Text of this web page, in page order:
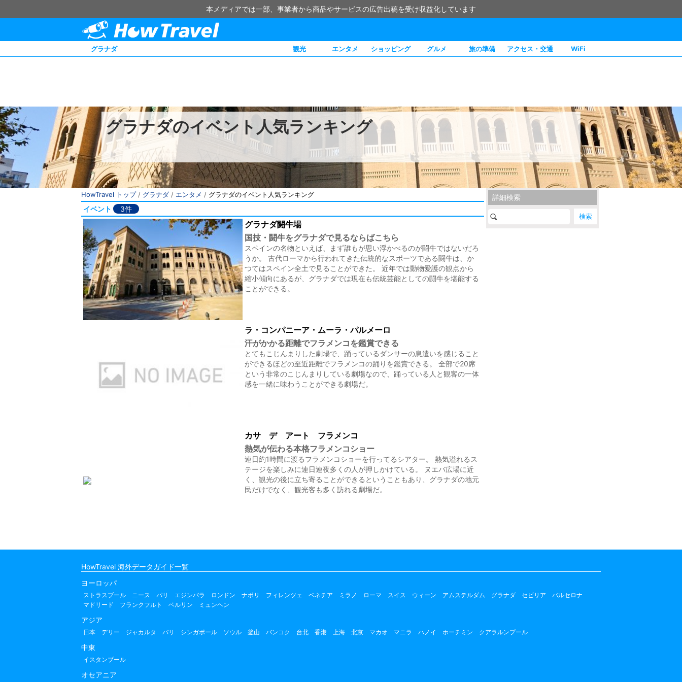
本メディアでは一部、事業者から商品やサービスの広告出稿を受け収益化しています
グラナダ 観光 エンタメ ショッピング グルメ 旅の準備 アクセス・交通 WiFi
グラナダのイベント人気ランキング
詳細検索
HowTravel トップ/ グラナダ / エンタメ / グラナダのイベント人気ランキング
イベント 3件
グラナダ闘牛場
国技・闘牛をグラナダで見るならばこちら
スペインの名物といえば、まず誰もが思い浮かべるのが闘牛ではないだろ
うか。 古代ローマから行われてきた伝統的なスポーツである闘牛は、か
つてはスペイン全土で見ることができた。 近年では動物愛護の観点から
縮小傾向にあるが、グラナダでは現在も伝統芸能としての闘牛を堪能する
ことができる。
ラ・コンパニーア・ムーラ・パルメーロ
汗がかかる距離でフラメンコを鑑賞できる
とてもこじんまりした劇場で、踊っているダンサーの息遣いを感じること
ができるほどの至近距離でフラメンコの踊りを鑑賞できる。 全部で20席
という非常のこじんまりしている劇場なので、踊っている人と観客の一体
感を一緒に味わうことができる劇場だ。
カサ デ アート フラメンコ
熱気が伝わる本格フラメンコショー
連日約1時間に渡るフラメンコショーを行ってるシアター。 熱気溢れるス
テージを楽しみに連日連夜多くの人が押しかけている。 ヌエバ広場に近
く、観光の後に立ち寄ることができるということもあり、グラナダの地元
民だけでなく、観光客も多く訪れる劇場だ。
HowTravel 海外データガイド一覧
ヨーロッパ
ストラスブール ニース パリ エジンバラ ロンドン ナポリ フィレンツェ ベネチア ミラノ ローマ スイス ウィーン アムステルダム グラナダ セビリア
バルセロナ
マドリード
フランクフルト ベルリン ミュンヘン
アジア
日本 デリー ジャカルタ バリ シンガポール ソウル 釜山 バンコク 台北 香港 上海 北京 マカオ マニラ ハノイ ホーチミン クアラルンプール
中東
イスタンブール
オセアニア